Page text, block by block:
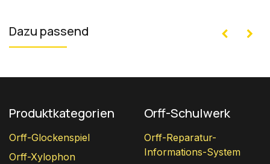
Dazu passend
Produktkategorien
Orff-Glockenspiel
Orff-Xylophon
Orff-Schulwerk
Orff-Reparatur-
Informations-System